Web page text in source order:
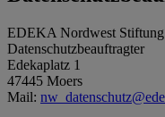
EDEKA Nordwest
Datenschutzbeauftragter
Edekaplatz 1
47445 Moers
Mail: